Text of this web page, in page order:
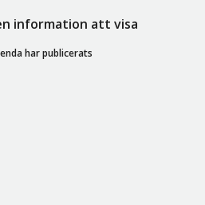
information att visa
har publicerats